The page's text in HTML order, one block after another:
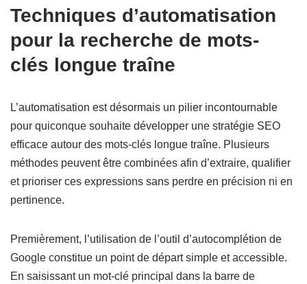
Techniques d’automatisation
pour la recherche de mots-
clés longue traîne
L’automatisation est désormais un pilier incontournable
pour quiconque souhaite développer une stratégie SEO
efficace autour des mots-clés longue traîne. Plusieurs
méthodes peuvent être combinées afin d’extraire, qualifier
et prioriser ces expressions sans perdre en précision ni en
pertinence.
Premièrement, l’utilisation de l’outil d’autocomplétion de
Google constitue un point de départ simple et accessible.
En saisissant un mot-clé principal dans la barre de